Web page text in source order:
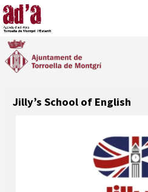
Jilly’s School of English